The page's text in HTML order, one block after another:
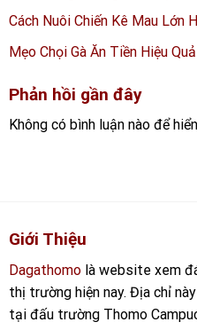
Cách Nuôi Chiến Kê Mau Lớn
Mẹo Chọi Gà Ăn Tiền Hiệu
Phản hồi gần đây
Không có bình luận nào để
Giới Thiệu
Dagathomo là website xem
thị trường hiện nay. Địa chỉ
tại đấu trường Thomo